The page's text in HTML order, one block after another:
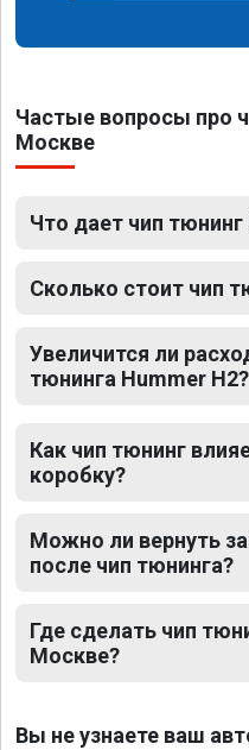
Частые вопросы про
Москве
Что дает чип тюнинг
Сколько стоит чип
Увеличится ли
тюнинга Hummer H2?
Как чип тюнинг
коробку?
Можно ли вернуть
после чип тюнинга?
Где сделать чип
Москве?
Вы не узнаете ваш